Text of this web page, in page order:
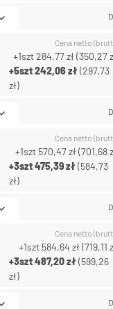
Cena netto
+1szt284,77 zł(350,27
+5szt242,06 zł(297,73
zł)
Cena netto
+1szt 570,47 zł(701,68
+3szt475,39 zł(584,73
zł)
Cena netto
+1szt 584,64 zł(719,11
+3szt487,20 zł(599,26
zł)